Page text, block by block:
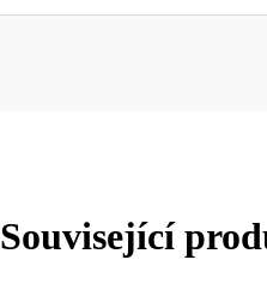
Související